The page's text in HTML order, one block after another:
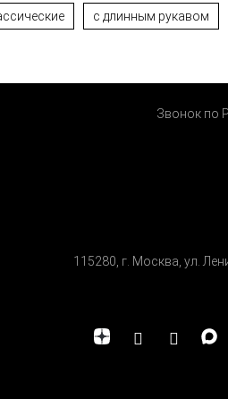
с длинным рукавом
Звонок по
115280, г. Москва, ул.